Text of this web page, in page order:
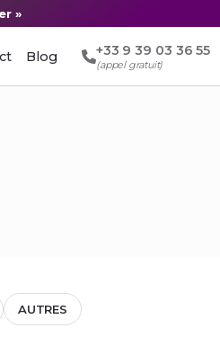
»
Blog +33 9 39 03 36 55
(appel gratuit)
AUTRES